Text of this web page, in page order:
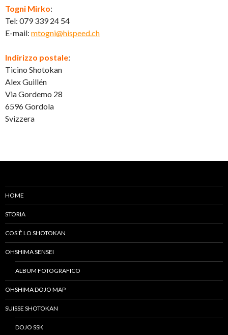
Togni Mirko:
Tel: 079 339 24 54
E-mail: mtogni@hispeed.ch
Indirizzo postale:
Ticino Shotokan
Alex Guillén
Via Gordemo 28
6596 Gordola
Svizzera
HOME
STORIA
COS’È LO SHOTOKAN
OHSHIMA SENSEI
ALBUM FOTOGRAFICO
OHSHIMA DOJO MAP
SUISSE SHOTOKAN
DOJO SSK